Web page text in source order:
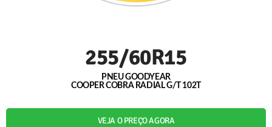
255/60R15
PNEU GOODYEAR
COOPER COBRA RADIAL G/T 102T
VEJA O PREÇO AGORA